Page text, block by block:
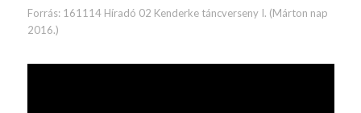
Forrás: 161114 Híradó 02 Kenderke táncverseny I. (Márton nap
2016.)